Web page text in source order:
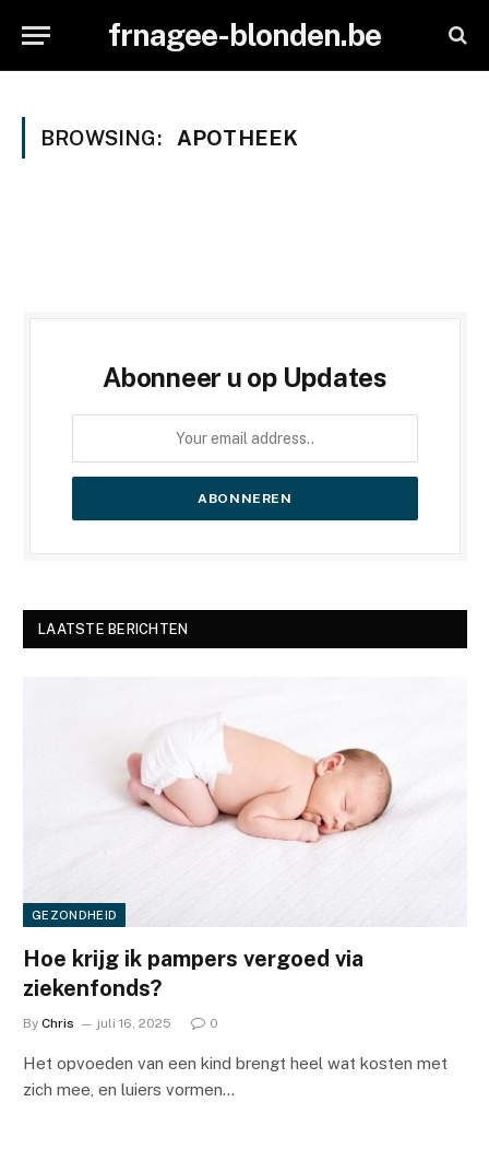
frnagee-blonden.be
BROWSING: APOTHEEK
Abonneer u op Updates
LAATSTE BERICHTEN
GEZONDHEID
Hoe krijg ik pampers vergoed via
ziekenfonds?
By Chris juli 16, 2025 0
Het opvoeden van een kind brengt heel wat kosten met
zich mee, en luiers vormen…